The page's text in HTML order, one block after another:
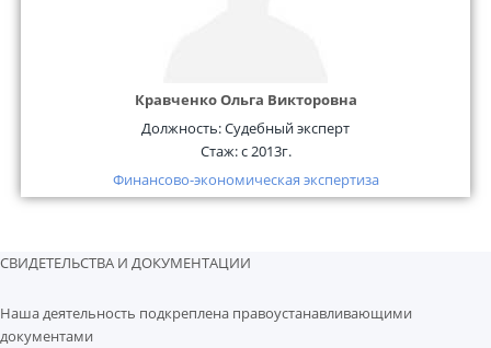
Кравченко Ольга Викторовна
Должность:Судебный эксперт
Стаж:с 2013г.
Финансово-экономическая экспертиза
СВИДЕТЕЛЬСТВА И ДОКУМЕНТАЦИИ
Наша деятельность подкреплена правоустанавливающими
документами